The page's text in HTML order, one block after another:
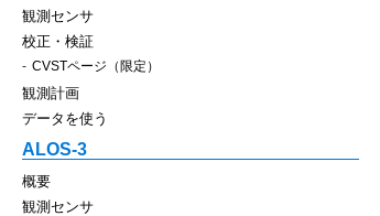
観測センサ
校正・検証
CVSTページ（限定）
観測計画
データを使う
ALOS-3
概要
観測センサ